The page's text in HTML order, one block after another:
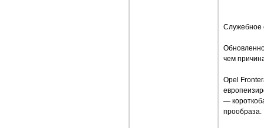
Служебное
чем
Opel
—
прообраза.